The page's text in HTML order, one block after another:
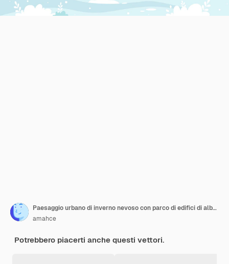
Paesaggio urbano di inverno nevoso con parco di edifici di alberi
amahce
Potrebbero piacerti anche questi vettori.